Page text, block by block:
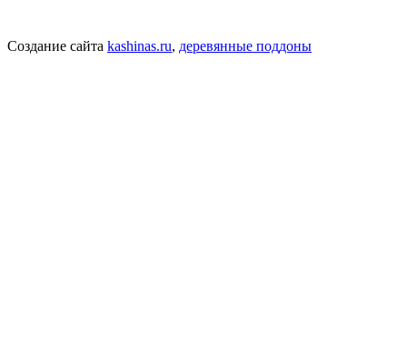
Создание сайта kashinas.ru, деревянные поддоны